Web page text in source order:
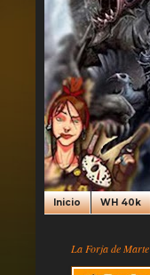
Inicio WH 40k
La Forja de Marte